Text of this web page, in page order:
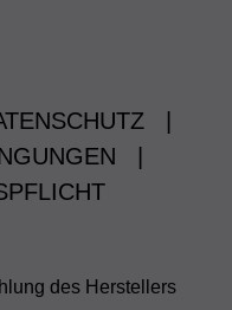
des Herstellers